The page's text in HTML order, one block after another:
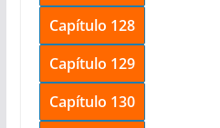
Capítulo 128
Capítulo 129
Capítulo 130